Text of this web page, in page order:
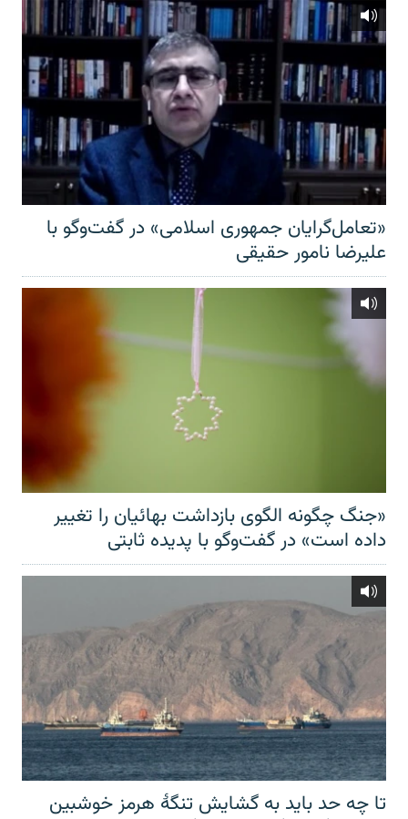
«تعامل‌گرایان جمهوری اسلامی» در گفت‌وگو با
علیرضا نامور حقیقی
«جنگ چگونه الگوی بازداشت بهائیان را تغییر
داده است» در گفت‌وگو با پدیده ثابتی
تا چه حد باید به گشایش تنگهٔ هرمز خوشبین